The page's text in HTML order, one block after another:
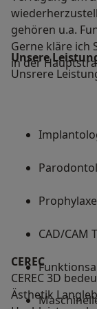
gehören u.a.
Gerne kläre ich
in der
Unsere
Unsrere
Prophylaxe
CAD/CAM
CEREC
CEREC 3D
Ästhetik